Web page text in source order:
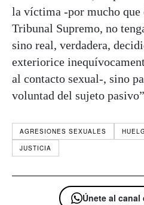
la víctima -por mucho que
Tribunal Supremo, no
sino real, verdadera,
exteriorice
al contacto sexual-, sino
voluntad del sujeto
AGRESIONES SEXUALES
JUSTICIA
Únete al canal